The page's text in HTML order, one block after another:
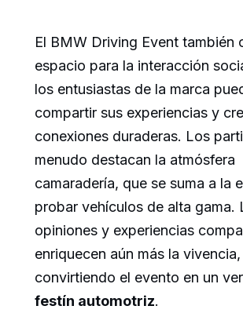
El BMW Driving Event también
espacio para la interacción
los entusiastas de la marca
compartir sus experiencias y
conexiones duraderas. Los
menudo destacan la atmósfera
camaradería, que se suma a la
probar vehículos de alta gama.
opiniones y experiencias
enriquecen aún más la vivencia,
convirtiendo el evento en un
festín automotriz.